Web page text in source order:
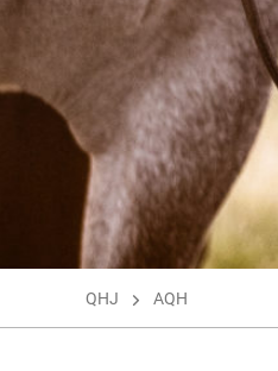
QHJ AQH